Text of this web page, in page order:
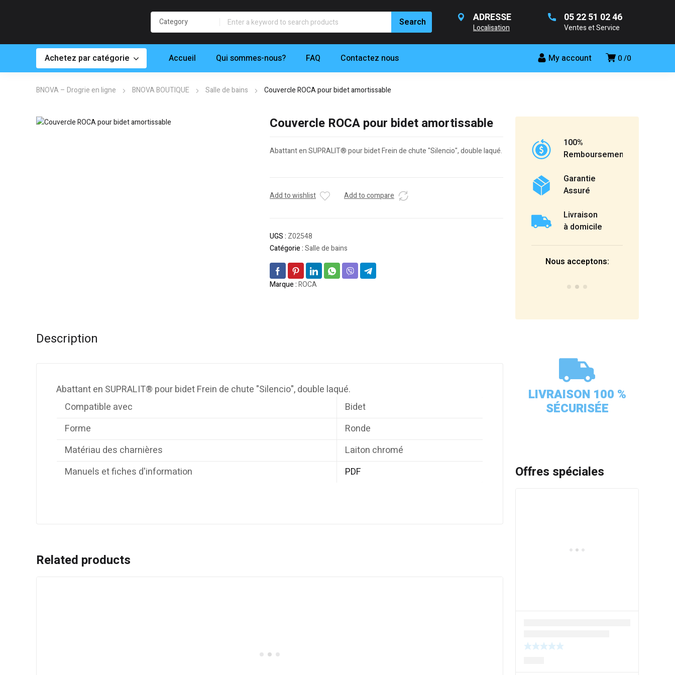
ADRESSE
Localisation
05 22 51 02 46
Ventes et Service
0 0
My account
Achetez par catégorie Accueil Qui sommes-nous? FAQ Contactez nous
BNOVA – Drogrie en ligne BNOVA BOUTIQUE Salle de bains Couvercle ROCA pour bidet amortissable
Couvercle ROCA pour bidet amortissable
Abattant en SUPRALIT® pour bidet Frein de chute "Silencio", double laqué.
Add to wishlist Add to compare
UGS : Z02548
Catégorie :Salle de bains
Marque :ROCA
Description
Abattant en SUPRALIT® pour bidet Frein de chute "Silencio", double laqué.
Compatible avec
Bidet
Forme
Ronde
Matériau des charnières
Laiton chromé
Manuels et fiches d'information
PDF
Related products
100%
Remboursement
Garantie
Assuré
Livraison
à domicile
Nous acceptons:
LIVRAISON 100 %
SÉCURISÉE
Offres spéciales